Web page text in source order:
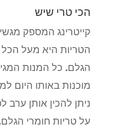
הכי טרי שיש
קייטרינג המספק מגשי
הטריות היא מעל הכל
הגלם. כל המנות
מוכנות באותו היום
ניתן להכין אותן ערב
על טריות חומרי